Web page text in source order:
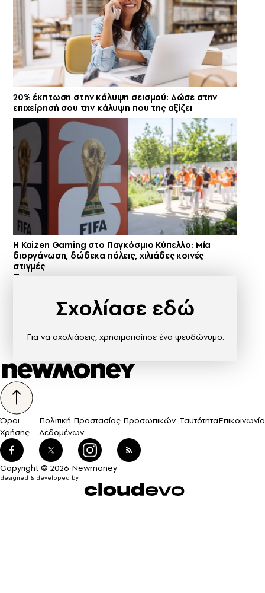
20% έκπτωση στην κάλυψη σεισμού: Δώσε στην
επιχείρησή σου την κάλυψη που της αξίζει
H Kaizen Gaming στο Παγκόσμιο Kύπελλο: Μία
διοργάνωση, δώδεκα πόλεις, χιλιάδες κοινές
στιγμές
Σχολίασε εδώ
Για να σχολιάσεις, χρησιμοποίησε ένα ψευδώνυμο.
Όροι
Χρήσης
Πολιτική Προστασίας Προσωπικών
Δεδομένων
ΤαυτότηταΕπικοινωνία
Copyright © 2026 Newmoney
designed & developed by